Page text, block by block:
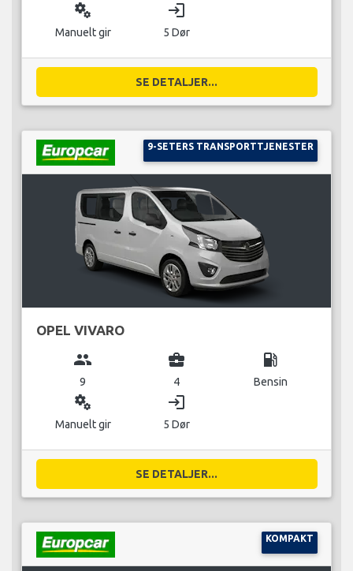
miscellaneous_services
Manuelt gir
login
5 Dør
SE DETALJER...
9-SETERS TRANSPORTTJENESTER
OPEL VIVARO
group
9
business_center
4
local_gas_station
Bensin
miscellaneous_services
Manuelt gir
login
5 Dør
SE DETALJER...
KOMPAKT